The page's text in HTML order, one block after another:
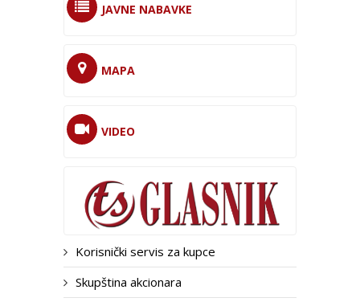
JAVNE NABAVKE
MAPA
VIDEO
Korisnički servis za kupce
Skupština akcionara